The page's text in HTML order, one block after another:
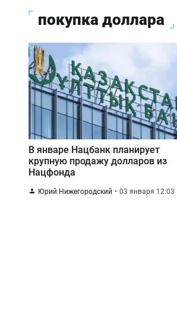
покупка доллара
В январе Нацбанк планирует
крупную продажу долларов из
Нацфонда
Юрий Нижегородский 03 января 12:03